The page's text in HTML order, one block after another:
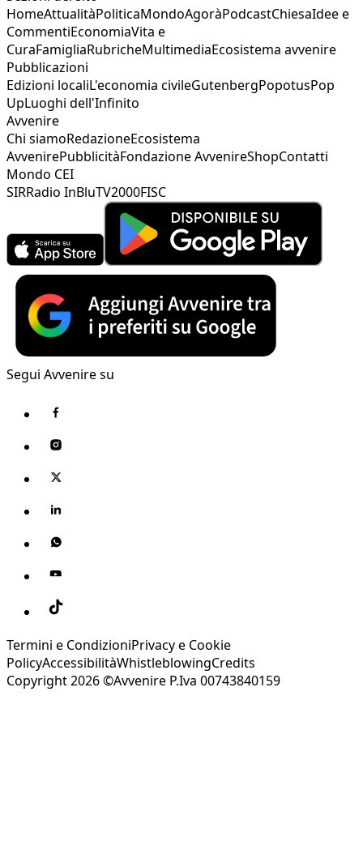
HomeAttualitàPoliticaMondoAgoràPodcastChiesaIdee e
CommentiEconomiaVita e
CuraFamigliaRubricheMultimediaEcosistema avvenire
Pubblicazioni
Edizioni localiL'economia civileGutenbergPopotusPop
UpLuoghi dell'Infinito
Avvenire
Chi siamoRedazioneEcosistema
AvvenirePubblicitàFondazione AvvenireShopContatti
Mondo CEI
SIRRadio InBluTV2000FISC
Segui Avvenire su
Termini e CondizioniPrivacy e Cookie
PolicyAccessibilitàWhistleblowingCredits
Copyright 2026 ©Avvenire P.Iva 00743840159